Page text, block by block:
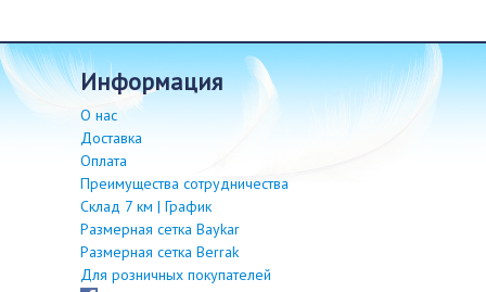
информация
О нас
Доставка
Оплата
Преимущества сотрудничества
Склад 7 км | График
Размерная сетка Baykar
Размерная сетка Berrak
Для розничных покупателей